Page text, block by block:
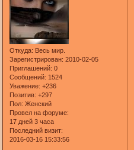
Откуда: Весь мир.
Зарегистрирован: 2010-02-05
Приглашений: 0
Сообщений: 1524
Уважение: +236
Позитив: +297
Пол: Женский
Провел на форуме:
17 дней 3 часа
Последний визит:
2016-03-16 15:33:56